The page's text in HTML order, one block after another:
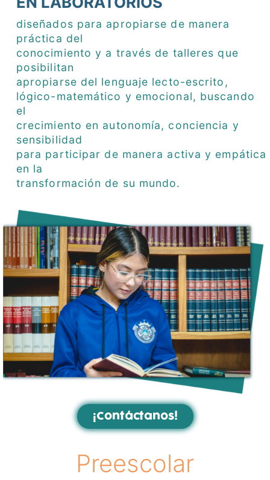
diseñados para apropiarse de manera
práctica del
conocimiento y a través de talleres que
posibilitan
apropiarse del lenguaje lecto-escrito,
lógico-matemático y emocional, buscando
el
crecimiento en autonomía, conciencia y
sensibilidad
para participar de manera activa y empática
en la
transformación de su mundo.
¡Contáctanos!
Preescolar